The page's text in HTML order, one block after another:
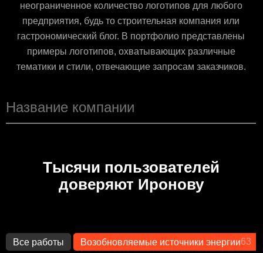
неограниченное количество логотипов для любого
предприятия, будь то строительная компания или
гастрономический блог. В портфолио представлены
примеры логотипов, охватывающих различные
тематики и стили, отвечающие запросам заказчиков.
Тысячи пользователей
доверяют Иронову
Все работы Возобновляемые источники энергии63